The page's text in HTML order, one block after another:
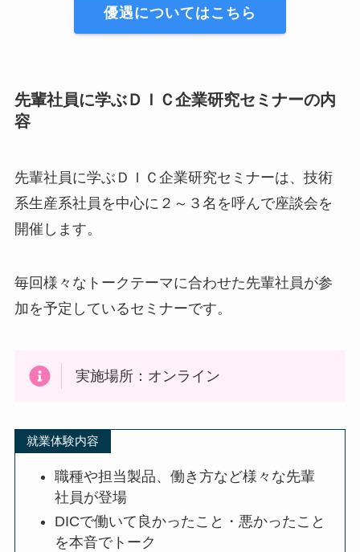
優遇についてはこちら
先輩社員に学ぶＤＩＣ企業研究セミナーの内
容
先輩社員に学ぶＤＩＣ企業研究セミナーは、技術
系生産系社員を中心に２～３名を呼んで座談会を
開催します。
毎回様々なトークテーマに合わせた先輩社員が参
加を予定しているセミナーです。
実施場所：オンライン
就業体験内容
職種や担当製品、働き方など様々な先輩
社員が登場
DICで働いて良かったこと・悪かったこと
を本音でトーク